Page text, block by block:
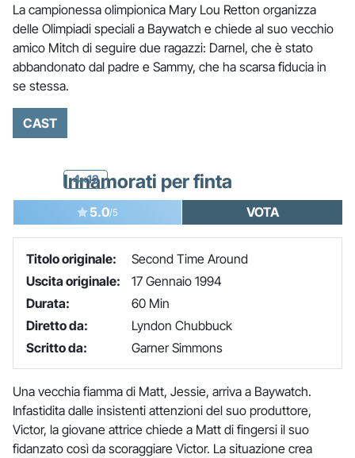
La campionessa olimpionica Mary Lou Retton organizza
delle Olimpiadi speciali a Baywatch e chiede al suo vecchio
amico Mitch di seguire due ragazzi: Darnel, che è stato
abbandonato dal padre e Sammy, che ha scarsa fiducia in
se stessa.
CAST
4x12
Innamorati per finta
5.0/5 VOTA
Titolo originale:
Second Time Around
Uscita originale:
17 Gennaio 1994
Durata:
60 Min
Diretto da:
Lyndon Chubbuck
Scritto da:
Garner Simmons
Una vecchia fiamma di Matt, Jessie, arriva a Baywatch.
Infastidita dalle insistenti attenzioni del suo produttore,
Victor, la giovane attrice chiede a Matt di fingersi il suo
fidanzato così da scoraggiare Victor. La situazione crea